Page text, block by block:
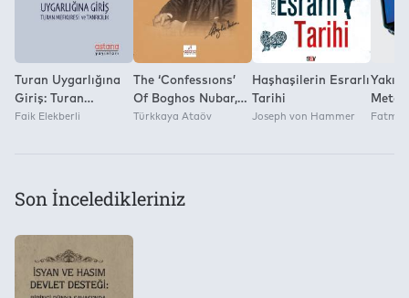
Turan Uygarlığına
Giriş: Turan
Mefkuresi ve
Faik Elekberli
The ‘Confessıons’
Of Boghos Nubar,A
Leadıng
Türkkaya Ataöv
Haşhaşilerin Esrarlı
Tarihi
Joseph von Hammer Fatma
Son İnceledikleriniz